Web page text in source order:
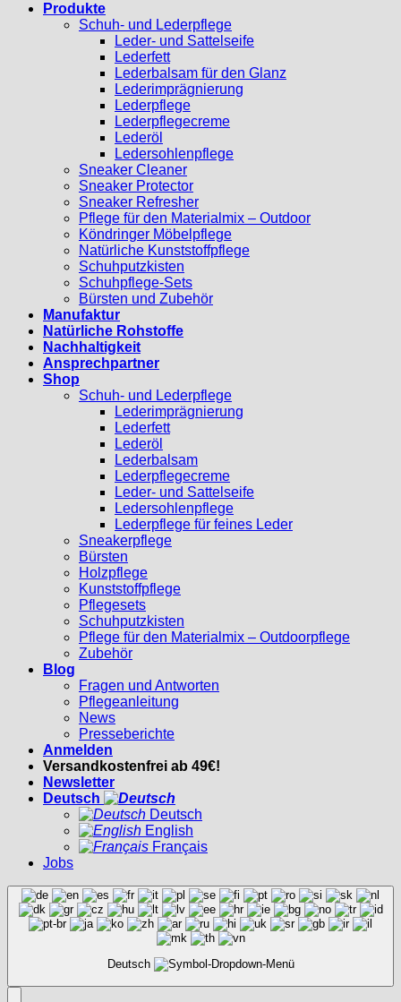
Produkte
Schuh- und Lederpflege
Leder- und Sattelseife
Lederfett
Lederbalsam für den Glanz
Lederimprägnierung
Lederpflege
Lederpflegecreme
Lederöl
Ledersohlenpflege
Sneaker Cleaner
Sneaker Protector
Sneaker Refresher
Pflege für den Materialmix – Outdoor
Köndringer Möbelpflege
Natürliche Kunststoffpflege
Schuhputzkisten
Schuhpflege-Sets
Bürsten und Zubehör
Manufaktur
Natürliche Rohstoffe
Nachhaltigkeit
Ansprechpartner
Shop
Schuh- und Lederpflege
Lederimprägnierung
Lederfett
Lederöl
Lederbalsam
Lederpflegecreme
Leder- und Sattelseife
Ledersohlenpflege
Lederpflege für feines Leder
Sneakerpflege
Bürsten
Holzpflege
Kunststoffpflege
Pflegesets
Schuhputzkisten
Pflege für den Materialmix – Outdoorpflege
Zubehör
Blog
Fragen und Antworten
Pflegeanleitung
News
Presseberichte
Anmelden
Versandkostenfrei ab 49€!
Newsletter
Deutsch
Deutsch
English
Français
Jobs
Deutsch